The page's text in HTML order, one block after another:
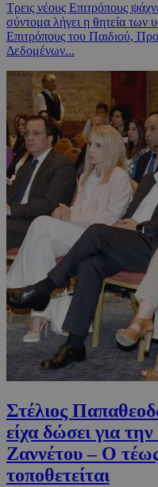
Τρεις νέους Επιτρόπους
σύντομα λήγει η θητεία των
Επιτρόπους του Παιδιού,
Δεδομένων...
Στέλιος
είχα δώσει για
Ζαννέτου – Ο
τοποθετείται